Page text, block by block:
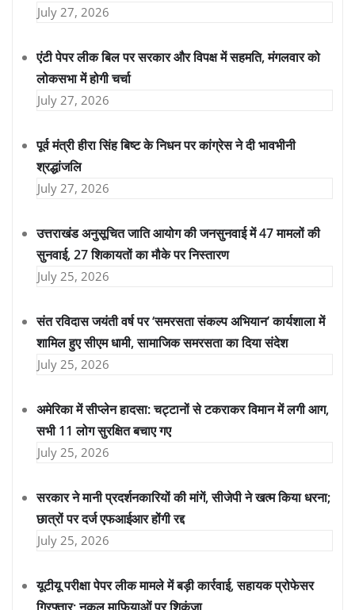
July 27, 2026
एंटी पेपर लीक बिल पर सरकार और विपक्ष में सहमति, मंगलवार को
लोकसभा में होगी चर्चा
July 27, 2026
पूर्व मंत्री हीरा सिंह बिष्ट के निधन पर कांग्रेस ने दी भावभीनी
श्रद्धांजलि
July 27, 2026
उत्तराखंड अनुसूचित जाति आयोग की जनसुनवाई में 47 मामलों की
सुनवाई, 27 शिकायतों का मौके पर निस्तारण
July 25, 2026
संत रविदास जयंती वर्ष पर ‘समरसता संकल्प अभियान’ कार्यशाला में
शामिल हुए सीएम धामी, सामाजिक समरसता का दिया संदेश
July 25, 2026
अमेरिका में सीप्लेन हादसा: चट्टानों से टकराकर विमान में लगी आग,
सभी 11 लोग सुरक्षित बचाए गए
July 25, 2026
सरकार ने मानी प्रदर्शनकारियों की मांगें, सीजेपी ने खत्म किया धरना;
छात्रों पर दर्ज एफआईआर होंगी रद्द
July 25, 2026
यूटीयू परीक्षा पेपर लीक मामले में बड़ी कार्रवाई, सहायक प्रोफेसर